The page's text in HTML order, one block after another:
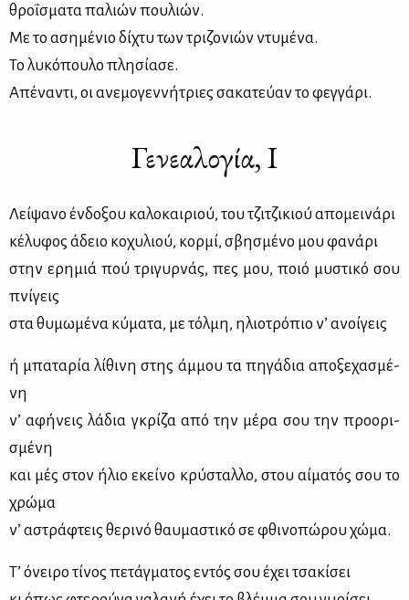
θρο­ΐ­σμα­τα πα­λιών που­λιών.
Με το αση­μέ­νιο δί­χτυ των τρι­ζο­νιών ντυ­μέ­να.
Το λυ­κό­που­λο πλη­σί­α­σε.
Απέ­να­ντι, οι ανε­μο­γεν­νή­τριες σα­κα­τεύ­αν το φεγ­γά­ρι.
Γενεαλογία, I
Λεί­ψα­νο έν­δο­ξου κα­λο­και­ριού, του τζι­τζι­κιού απο­μει­νά­ρι
κέ­λυ­φος άδειο κο­χυ­λιού, κορ­μί, σβη­σμέ­νο μου φα­νά­ρι
στην ερη­μιά πού τρι­γυρ­νάς, πες μου, ποιό μυ­στι­κό σου
πνί­γεις
στα θυ­μω­μέ­να κύ­μα­τα, με τόλ­μη, ηλιο­τρό­πιο ν’ ανοί­γεις
ή μπα­τα­ρία λί­θι­νη στης άμ­μου τα πη­γά­δια απο­ξε­χα­σμέ­
νη
ν’ αφή­νεις λά­δια γκρί­ζα από την μέ­ρα σου την προ­ο­ρι­
σμέ­νη
και μές στον ήλιο εκεί­νο κρύ­σταλ­λο, στου αί­μα­τός σου το
χρώ­μα
ν’ αστρά­φτεις θε­ρι­νό θαυ­μα­στι­κό σε φθι­νο­πώ­ρου χώ­μα.
Τ’ όνει­ρο τί­νος πε­τάγ­μα­τος εντός σου έχει τσα­κί­σει